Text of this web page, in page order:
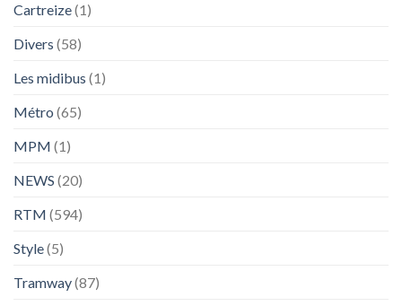
Cartreize(1)
Divers (58)
Les midibus (1)
Métro (65)
MPM (1)
NEWS (20)
RTM (594)
Style(5)
Tramway(87)